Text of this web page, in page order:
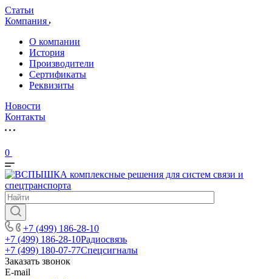
Статьи
Компания
О компании
История
Производители
Сертификаты
Реквизиты
Новости
Контакты
0
+7 (499) 186-28-10
+7 (499) 186-28-10Радиосвязь
+7 (499) 180-07-77Спецсигналы
Заказать звонок
E-mail